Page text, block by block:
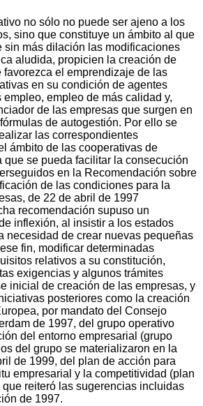
no sólo no puede ser ajeno a los
sino que constituye un ámbito al que
sin más dilación las modificaciones
aludida, propicien la creación de
favorezca el emprendizaje de las
en su condición de agentes
empleo, empleo de más calidad y,
de las empresas que surgen en
de autogestión. Por ello se
las correspondientes
ámbito de las cooperativas de
que se pueda facilitar la consecución
en la Recomendación sobre
de las condiciones para la
de 22 de abril de 1997
recomendación supuso un
inflexión, al insistir a los estados
necesidad de crear nuevas pequeñas
fin, modificar determinadas
relativos a su constitución,
exigencias y algunos trámites
inicial de creación de las empresas, y
posteriores como la creación
por mandato del Consejo
de 1997, del grupo operativo
del entorno empresarial (grupo
del grupo se materializaron en la
de 1999, del plan de acción para
empresarial y la competitividad (plan
reiteró las sugerencias incluidas
de 1997.